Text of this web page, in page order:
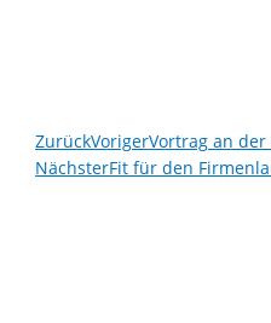
ZurückVorigerVortrag an der
NächsterFit für den